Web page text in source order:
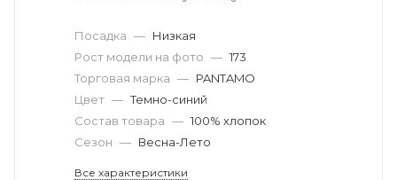
Посадка — Низкая
Рост модели на фото — 173
Торговая марка — PANTAMO
Цвет — Темно-синий
Состав товара — 100% хлопок
Сезон — Весна-Лето
Все характеристики